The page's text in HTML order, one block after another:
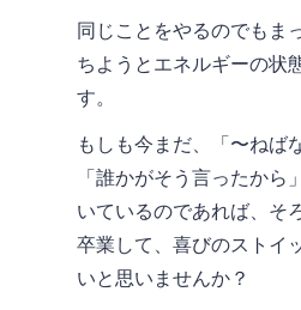
同じことをやるのでもま
ちようとエネルギーの状
す。
もしも今まだ、「〜ねば
「誰かがそう言ったから
いているのであれば、そ
卒業して、喜びのストイ
いと思いませんか？